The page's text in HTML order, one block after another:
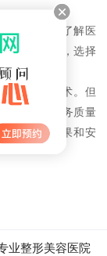
们可以通过了解医
虑价格因素，选择
瑰整形手术。但
验丰富、服务质量
手术的效果和安
业整形美容医院